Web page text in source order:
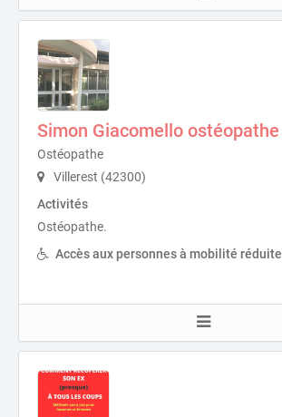
Simon Giacomello ostéopathe
Ostéopathe
Villerest (42300)
Activités
Ostéopathe.
Accès aux personnes à mobilité réduite